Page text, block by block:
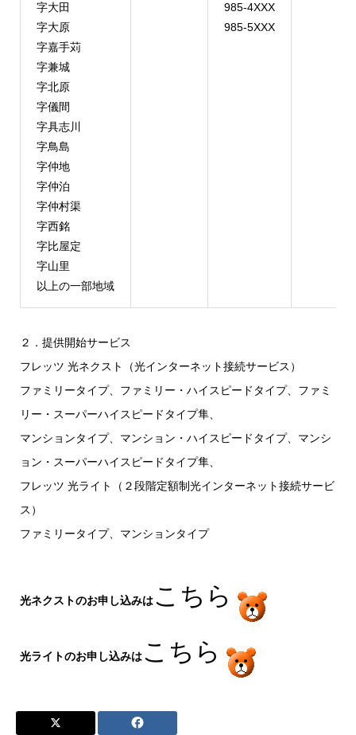
字大田
字大原
字嘉手苅
字兼城
字北原
字儀間
字具志川
字鳥島
字仲地
字仲泊
字仲村渠
字西銘
字比屋定
字山里
以上の一部地域
985-4XXX
985-5XXX
２．提供開始サービス
フレッツ 光ネクスト（光インターネット接続サービス）
ファミリータイプ、ファミリー・ハイスピードタイプ、ファミ
リー・スーパーハイスピードタイプ隼、
マンションタイプ、マンション・ハイスピードタイプ、マンシ
ョン・スーパーハイスピードタイプ隼、
フレッツ 光ライト（２段階定額制光インターネット接続サービ
ス）
ファミリータイプ、マンションタイプ
光ネクストのお申し込みはこちら
光ライトのお申し込みはこちら